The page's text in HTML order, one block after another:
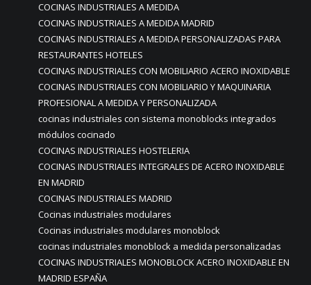
COCINAS INDUSTRIALES A MEDIDA
COCINAS INDUSTRIALES A MEDIDA MADRID
COCINAS INDUSTRIALES A MEDIDA PERSONALIZADAS PARA
RESTAURANTES HOTELES
COCINAS INDUSTRIALES CON MOBILIARIO ACERO INOXIDABLE
COCINAS INDUSTRIALES CON MOBILIARIO Y MAQUINARIA
PROFESIONAL A MEDIDA Y PERSONALIZADA
cocinas industriales con sistema monoblocks integrados
módulos cocinado
COCINAS INDUSTRIALES HOSTELERIA
COCINAS INDUSTRIALES INTEGRALES DE ACERO INOXIDABLE
EN MADRID
COCINAS INDUSTRIALES MADRID
Cocinas industriales modulares
Cocinas industriales modulares monoblock
cocinas industriales monoblock a medida personalizadas
COCINAS INDUSTRIALES MONOBLOCK ACERO INOXIDABLE EN
MADRID ESPAÑA